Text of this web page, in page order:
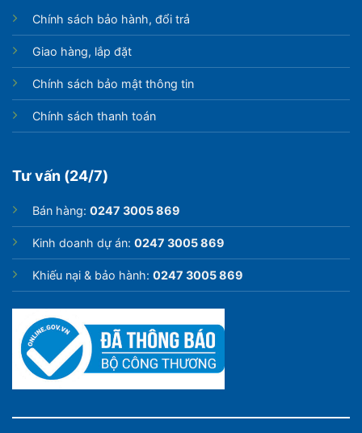
Chính sách bảo hành, đổi trả
Giao hàng, lắp đặt
Chính sách bảo mật thông tin
Chính sách thanh toán
Tư vấn (24/7)
Bán hàng: 0247 3005 869
Kinh doanh dự án: 0247 3005 869
Khiếu nại & bảo hành: 0247 3005 869